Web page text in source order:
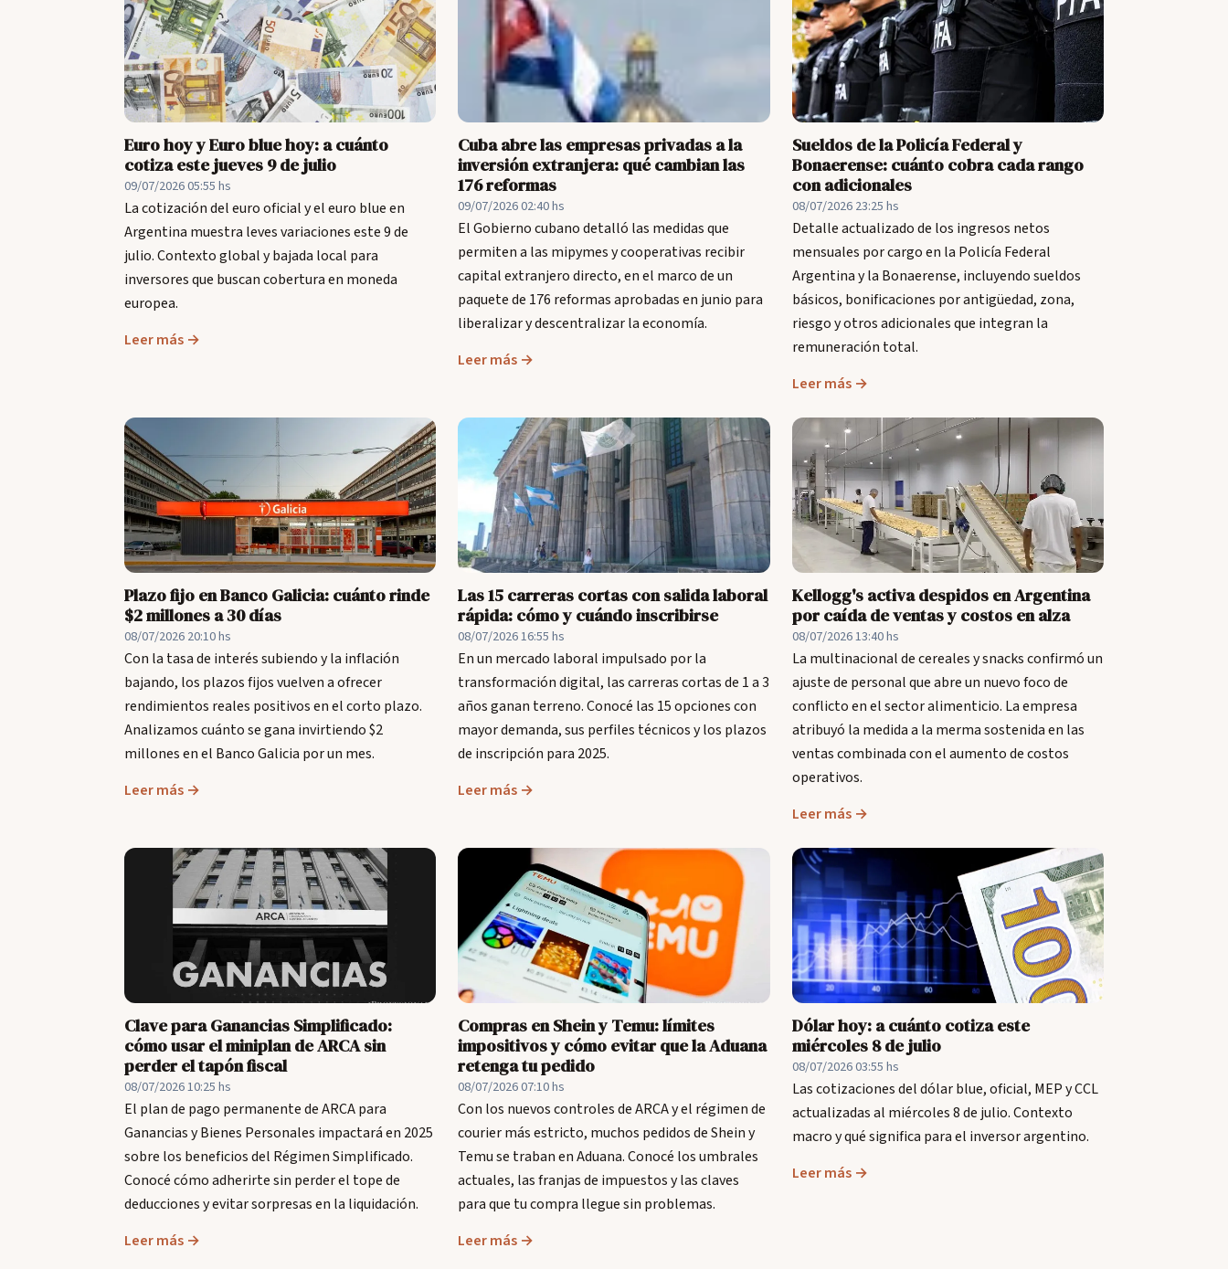
Euro hoy y Euro blue hoy: a cuánto
cotiza este jueves 9 de julio
09/07/2026 05:55 hs
La cotización del euro oficial y el euro blue en
Argentina muestra leves variaciones este 9 de
julio. Contexto global y bajada local para
inversores que buscan cobertura en moneda
europea.
Leer más →
Cuba abre las empresas privadas a la
inversión extranjera: qué cambian las
176 reformas
09/07/2026 02:40 hs
El Gobierno cubano detalló las medidas que
permiten a las mipymes y cooperativas recibir
capital extranjero directo, en el marco de un
paquete de 176 reformas aprobadas en junio para
liberalizar y descentralizar la economía.
Leer más →
Sueldos de la Policía Federal y
Bonaerense: cuánto cobra cada rango
con adicionales
08/07/2026 23:25 hs
Detalle actualizado de los ingresos netos
mensuales por cargo en la Policía Federal
Argentina y la Bonaerense, incluyendo sueldos
básicos, bonificaciones por antigüedad, zona,
riesgo y otros adicionales que integran la
remuneración total.
Leer más →
Plazo fijo en Banco Galicia: cuánto rinde
$2 millones a 30 días
08/07/2026 20:10 hs
Con la tasa de interés subiendo y la inflación
bajando, los plazos fijos vuelven a ofrecer
rendimientos reales positivos en el corto plazo.
Analizamos cuánto se gana invirtiendo $2
millones en el Banco Galicia por un mes.
Leer más →
Las 15 carreras cortas con salida laboral
rápida: cómo y cuándo inscribirse
08/07/2026 16:55 hs
En un mercado laboral impulsado por la
transformación digital, las carreras cortas de 1 a 3
años ganan terreno. Conocé las 15 opciones con
mayor demanda, sus perfiles técnicos y los plazos
de inscripción para 2025.
Leer más →
Kellogg's activa despidos en Argentina
por caída de ventas y costos en alza
08/07/2026 13:40 hs
La multinacional de cereales y snacks confirmó un
ajuste de personal que abre un nuevo foco de
conflicto en el sector alimenticio. La empresa
atribuyó la medida a la merma sostenida en las
ventas combinada con el aumento de costos
operativos.
Leer más →
Clave para Ganancias Simplificado:
cómo usar el miniplan de ARCA sin
perder el tapón fiscal
08/07/2026 10:25 hs
El plan de pago permanente de ARCA para
Ganancias y Bienes Personales impactará en 2025
sobre los beneficios del Régimen Simplificado.
Conocé cómo adherirte sin perder el tope de
deducciones y evitar sorpresas en la liquidación.
Leer más →
Compras en Shein y Temu: límites
impositivos y cómo evitar que la Aduana
retenga tu pedido
08/07/2026 07:10 hs
Con los nuevos controles de ARCA y el régimen de
courier más estricto, muchos pedidos de Shein y
Temu se traban en Aduana. Conocé los umbrales
actuales, las franjas de impuestos y las claves
para que tu compra llegue sin problemas.
Leer más →
Dólar hoy: a cuánto cotiza este
miércoles 8 de julio
08/07/2026 03:55 hs
Las cotizaciones del dólar blue, oficial, MEP y CCL
actualizadas al miércoles 8 de julio. Contexto
macro y qué significa para el inversor argentino.
Leer más →